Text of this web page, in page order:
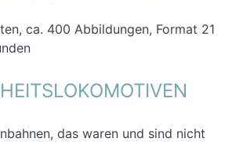
ca. 400 Abbildungen, Format 21
das waren und sind nicht